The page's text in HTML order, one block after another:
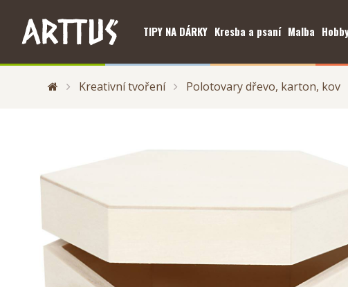
TIPY NA DÁRKY Kresba a psaní Malba
Kreativní tvoření Polotovary dřevo, karton, kov